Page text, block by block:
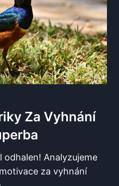
Za Vyhnání
odhalen! Analyzujeme
za vyhnání